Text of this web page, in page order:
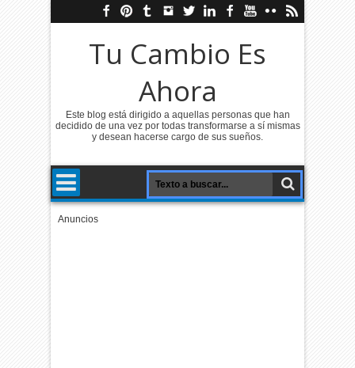
Tu Cambio Es
Ahora
Este blog está dirigido a aquellas personas que han
decidido de una vez por todas transformarse a sí mismas
y desean hacerse cargo de sus sueños.
Anuncios